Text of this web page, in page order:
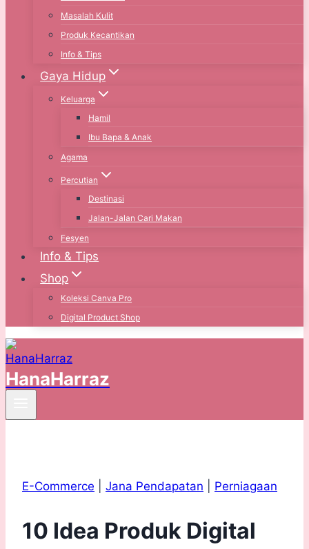
Masalah Kulit
Produk Kecantikan
Info & Tips
Gaya Hidup
Keluarga
Hamil
Ibu Bapa & Anak
Agama
Percutian
Destinasi
Jalan-Jalan Cari Makan
Fesyen
Info & Tips
Shop
Koleksi Canva Pro
Digital Product Shop
HanaHarraz
E-Commerce Jana Pendapatan Perniagaan
10 Idea Produk Digital